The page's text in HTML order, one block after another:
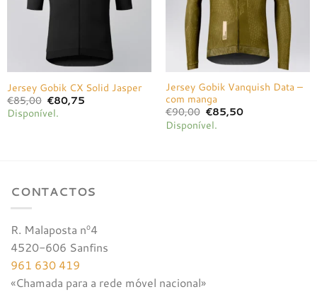
Jersey Gobik CX Solid Jasper
€85,00 O
preço
original
€80,75O
Disponível.
Jersey Gobik Vanquish Data –
com manga
€90,00 O
preço
original
€85,50O
Disponível.
CONTACTOS
R. Malaposta nº4
4520-606 Sanfins
961 630 419
«Chamada para a rede móvel nacional»